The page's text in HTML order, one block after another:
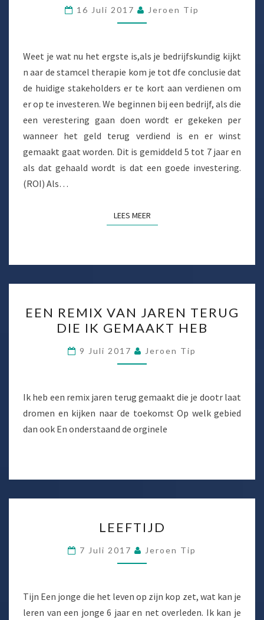
TE
GOEDKOOP…..
16 Juli 2017 Jeroen Tip
Weet je wat nu het ergste is,als je bedrijfskundig kijkt
n aar de stamcel therapie kom je tot dfe conclusie dat
de huidige stakeholders er te kort aan verdienen om
er op te investeren. We beginnen bij een bedrijf, als die
een verestering gaan doen wordt er gekeken per
wanneer het geld terug verdiend is en er winst
gemaakt gaat worden. Dit is gemiddeld 5 tot 7 jaar en
als dat gehaald wordt is dat een goede investering.
(ROI) Als…
LEES MEERLEES MEER
REMIX
VAN
JAREN
TERUG
IK
GEMAAKT
HEB
EEN REMIX VAN JAREN TERUG
DIE IK GEMAAKT HEB
9 Juli 2017 Jeroen Tip
Ik heb een remix jaren terug gemaakt die je dootr laat
dromen en kijken naar de toekomst Op welk gebied
dan ook En onderstaand de orginele
LEEFTIJD
7 Juli 2017 Jeroen Tip
Tijn Een jonge die het leven op zijn kop zet, wat kan je
leren van een jonge 6 jaar en net overleden. Ik kan je